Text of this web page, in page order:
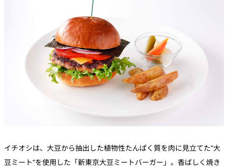
イチオシは、大豆から抽出した植物性たんぱく質を肉に見立てた"大
豆ミート"を使用した「新東京大豆ミートバーガー」。香ばしく焼き